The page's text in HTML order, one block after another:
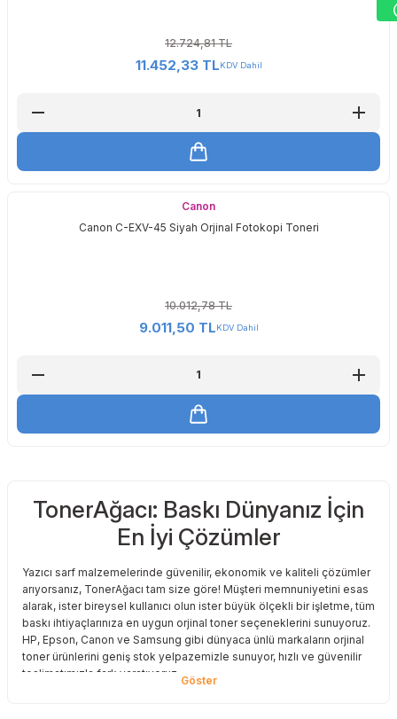
12.724,81 TL
11.452,33 TLKDV Dahil
Canon
Canon C-EXV-45 Siyah Orjinal Fotokopi Toneri
10.012,78 TL
9.011,50 TLKDV Dahil
TonerAğacı: Baskı Dünyanız İçin
En İyi Çözümler
Yazıcı sarf malzemelerinde güvenilir, ekonomik ve kaliteli çözümler
arıyorsanız, TonerAğacı tam size göre! Müşteri memnuniyetini esas
alarak, ister bireysel kullanıcı olun ister büyük ölçekli bir işletme, tüm
baskı ihtiyaçlarınıza en uygun orjinal toner seçeneklerini sunuyoruz.
HP, Epson, Canon ve Samsung gibi dünyaca ünlü markaların orjinal
toner ürünlerini geniş stok yelpazemizle sunuyor, hızlı ve güvenilir
teslimatımızla fark yaratıyoruz.